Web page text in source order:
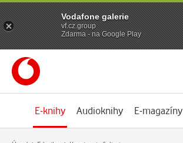
E-knihy Audioknihy E-magazíny
Vodafone galerie
vf.cz.group
Zdarma - na Google Play